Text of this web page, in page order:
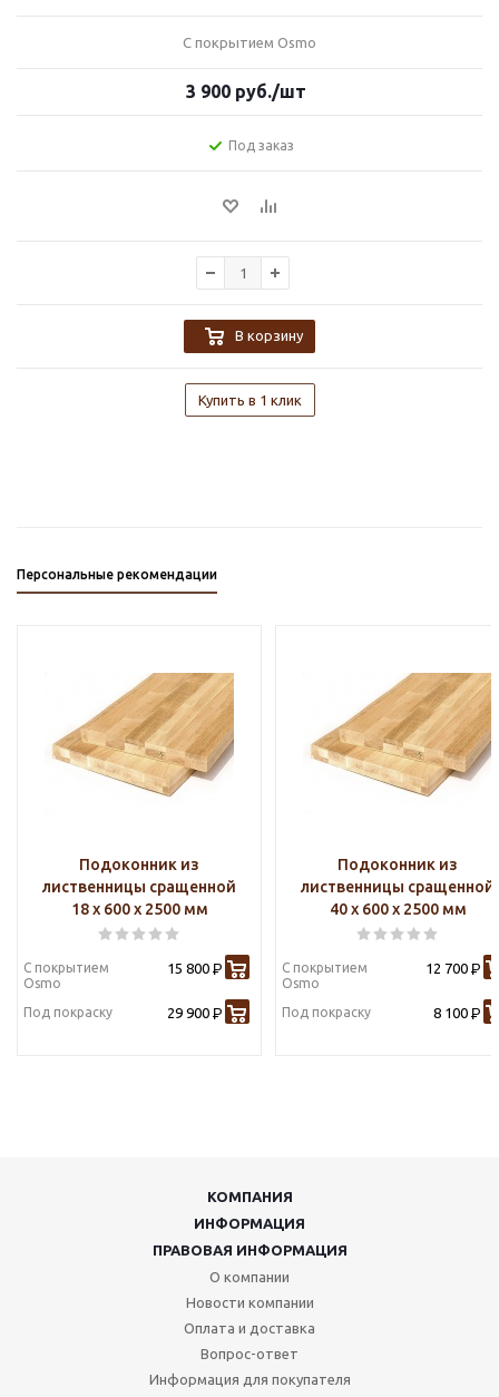
С покрытием Osmo
3 900руб./шт
Под заказ
В корзину
Купить в 1 клик
Персональные рекомендации
Подоконник из
лиственницы сращенной
18 х 600 х 2500 мм
С покрытием
Osmo
15 800 Р
Под покраску 29 900 Р
Подоконник из
лиственницы сращенной
40 х 600 х 2500 мм
С покрытием
Osmo
12 700 Р
Под покраску 8 100 Р
КОМПАНИЯ
ИНФОРМАЦИЯ
ПРАВОВАЯ ИНФОРМАЦИЯ
О компании
Новости компании
Оплата и доставка
Вопрос-ответ
Информация для покупателя